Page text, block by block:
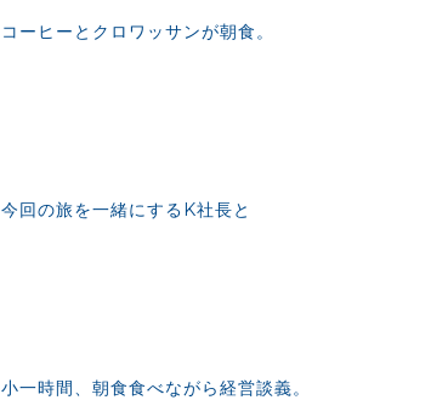
コーヒーとクロワッサンが朝食。
今回の旅を一緒にするK社長と
小一時間、朝食食べながら経営談義。